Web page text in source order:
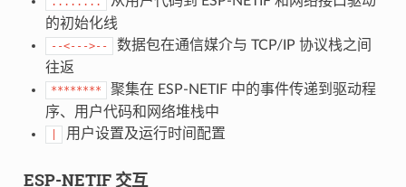
的初始化线
--<--->--
数据包在通信媒介与 TCP/IP 协议栈之间
往返
********
聚集在 ESP-NETIF 中的事件传递到驱动程
序、用户代码和网络堆栈中
用户设置及运行时间配置
ESP-NETIF 交互